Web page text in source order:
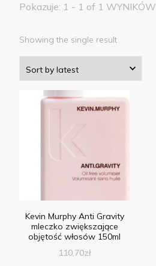
Pokazuje: 1 - 1 of 1 WYNIKÓW
Showing the single result
Kevin Murphy Anti Gravity
mleczko zwiększające
objętość włosów 150ml
110,70zł